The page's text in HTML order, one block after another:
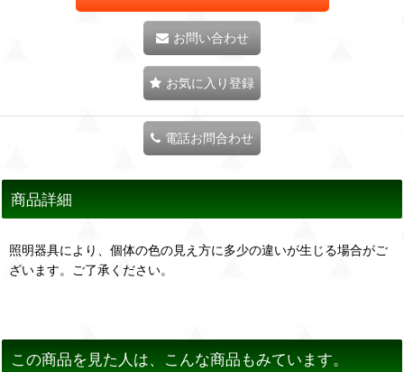
お問い合わせ
お気に入り登録
電話お問合わせ
商品詳細
照明器具により、個体の色の見え方に多少の違いが生じる場合がご
ざいます。ご了承ください。
この商品を見た人は、こんな商品もみています。